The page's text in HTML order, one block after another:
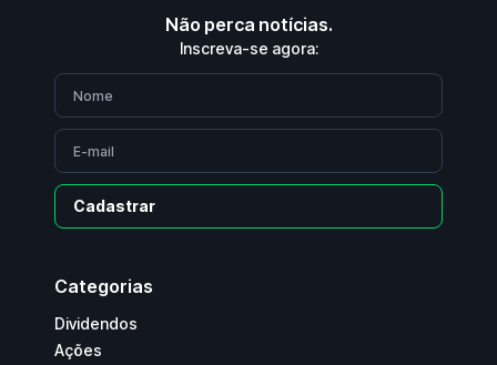
Não perca notícias.
Inscreva-se agora:
Cadastrar
Categorias
Dividendos
Ações